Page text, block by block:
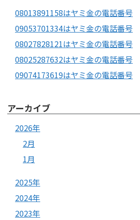
08013891158はヤミ金の電話番号
09053701334はヤミ金の電話番号
08027828121はヤミ金の電話番号
08025287632はヤミ金の電話番号
09074173619はヤミ金の電話番号
アーカイブ
2026年
2月
1月
2025年
2024年
2023年